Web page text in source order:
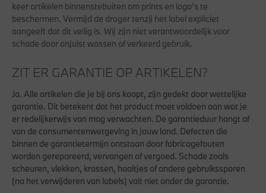
keer artikelen binnenstebuiten om prints en logo’s te
beschermen. Vermijd de droger tenzij het label expliciet
aangeeft dat dit veilig is. Wij zijn niet verantwoordelijk voor
schade door onjuist wassen of verkeerd gebruik.
ZIT ER GARANTIE OP ARTIKELEN?
Ja. Alle artikelen die je bij ons koopt, zijn gedekt door wettelijke
garantie. Dit betekent dat het product moet voldoen aan wat je
er redelijkerwijs van mag verwachten. De garantieduur hangt af
van de consumentenwetgeving in jouw land. Defecten die
binnen de garantietermijn ontstaan door fabricagefouten
worden gerepareerd, vervangen of vergoed. Schade zoals
scheuren, vlekken, krassen, haaltjes of andere gebruikssporen
(na het verwijderen van labels) valt niet onder de garantie.